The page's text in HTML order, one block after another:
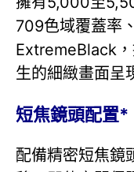
709色域覆蓋率
ExtremeBlack
生的細緻畫面呈
短焦鏡頭配置*
配備精密短焦鏡